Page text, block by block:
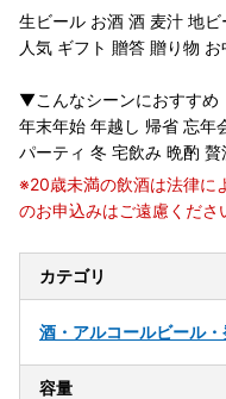
生ビール お酒 酒 麦汁 地
人気 ギフト 贈答 贈り物
▼こんなシーンにおすすめ
年末年始 年越し 帰省 忘年
パーティ 冬 宅飲み 晩酌
※20歳未満の飲酒は法律に
のお申込みはご遠慮くださ
カテゴリ
酒・アルコールビール
容量